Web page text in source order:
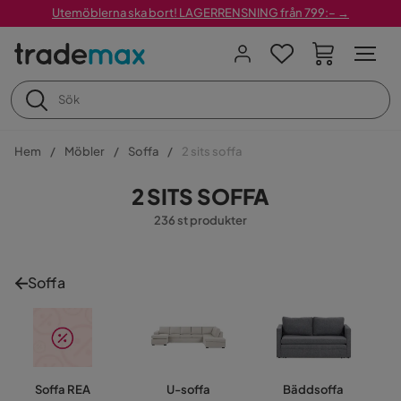
Utemöblerna ska bort! LAGERRENSNING från 799:– →
Hem Möbler Soffa 2 sits soffa
2 SITS SOFFA
236 st produkter
Soffa
Soffa REA U-soffa Bäddsoffa